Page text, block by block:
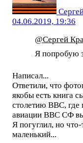
04.06.2019, 19:36
@Сергей
Я попробую
Написал...
Ответили, что
якобы есть книга
столетию ВВС, где
авиации ВВС СФ
Я погуглил, но
маленький...